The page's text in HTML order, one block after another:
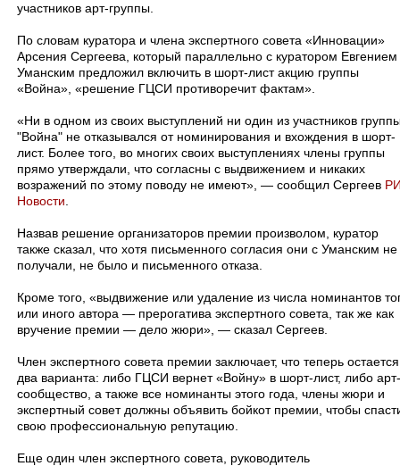
участников арт-группы.
По словам куратора и члена экспертного совета «Инновации»
Арсения Сергеева, который параллельно с куратором Евгением
Уманским предложил включить в шорт-лист акцию группы
«Война», «решение ГЦСИ противоречит фактам».
«Ни в одном из своих выступлений ни один из участников
"Война" не отказывался от номинирования и вхождения в шорт-
лист. Более того, во многих своих выступлениях члены группы
прямо утверждали, что согласны с выдвижением и никаких
возражений по этому поводу не имеют», — сообщил Сергеев
Новости
Назвав решение организаторов премии произволом, куратор
также сказал, что хотя письменного согласия они с Уманским не
получали, не было и письменного отказа.
Кроме того, «выдвижение или удаление из числа номинантов
или иного автора — прерогатива экспертного совета, так же как
вручение премии — дело жюри», — сказал Сергеев.
Член экспертного совета премии заключает, что теперь остается
два варианта: либо ГЦСИ вернет «Войну» в шорт-лист, либо арт-
сообщество, а также все номинанты этого года, члены жюри и
экспертный совет должны объявить бойкот премии, чтобы
свою профессиональную репутацию.
Еще один член экспертного совета, руководитель